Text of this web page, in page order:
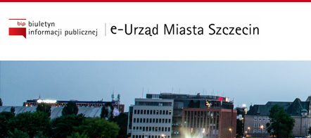
przejdź do głównego menu